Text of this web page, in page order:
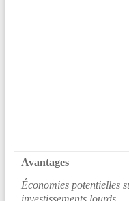
Avantages
Économies potentielles